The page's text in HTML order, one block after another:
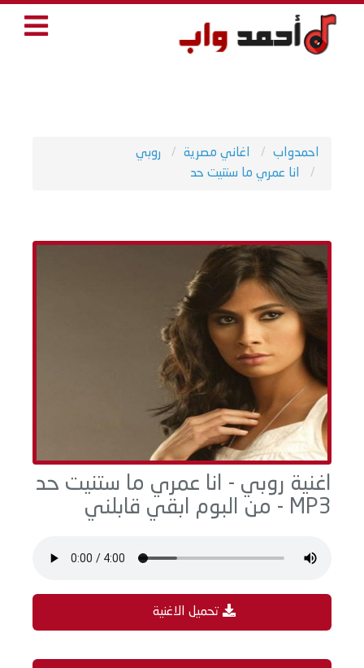
احمدواب اغاني مصرية
روبي
انا عمري ما ستنيت حد
اغنية روبي - انا عمري ما ستنيت حد
MP3 - من البوم ابقي قابلني
تحميل الاغنية